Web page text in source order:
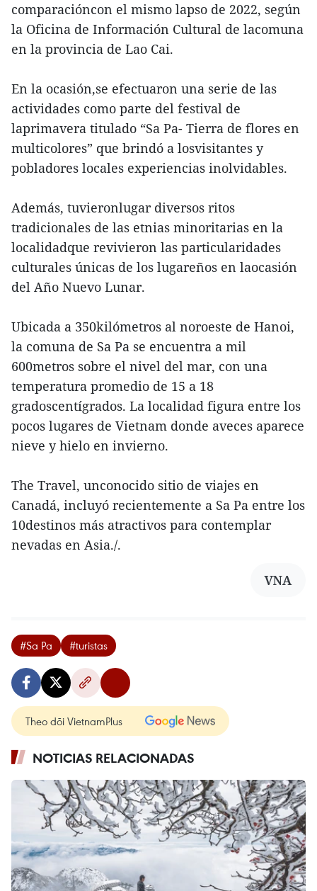
comparacióncon el mismo lapso de 2022, según
la Oficina de Información Cultural de lacomuna
en la provincia de Lao Cai.
En la ocasión,se efectuaron una serie de las
actividades como parte del festival de
laprimavera titulado “Sa Pa- Tierra de flores en
multicolores” que brindó a losvisitantes y
pobladores locales experiencias inolvidables.
Además, tuvieronlugar diversos ritos
tradicionales de las etnias minoritarias en la
localidadque revivieron las particularidades
culturales únicas de los lugareños en laocasión
del Año Nuevo Lunar.
Ubicada a 350kilómetros al noroeste de Hanoi,
la comuna de Sa Pa se encuentra a mil
600metros sobre el nivel del mar, con una
temperatura promedio de 15 a 18
gradoscentígrados. La localidad figura entre los
pocos lugares de Vietnam donde aveces aparece
nieve y hielo en invierno.
The Travel, unconocido sitio de viajes en
Canadá, incluyó recientemente a Sa Pa entre los
10destinos más atractivos para contemplar
nevadas en Asia./.
VNA
#Sa Pa #turistas
Theo dõi VietnamPlus
NOTICIAS RELACIONADAS